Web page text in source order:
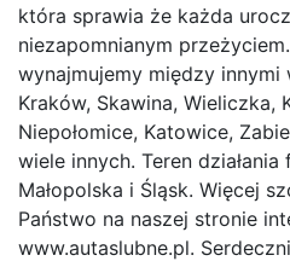
która sprawia że każda
niezapomnianym
wynajmujemy między
Kraków, Skawina, Wieliczka,
Niepołomice, Katowice,
wiele innych. Teren
Małopolska i Śląsk. Więcej
Państwo na naszej stronie
www.autaslubne.pl.